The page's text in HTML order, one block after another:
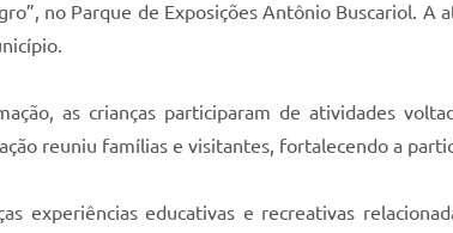
no Parque de Exposições Antônio Buscariol.
as crianças participaram de atividades
reuniu famílias e visitantes, fortalecendo a
experiências educativas e recreativas